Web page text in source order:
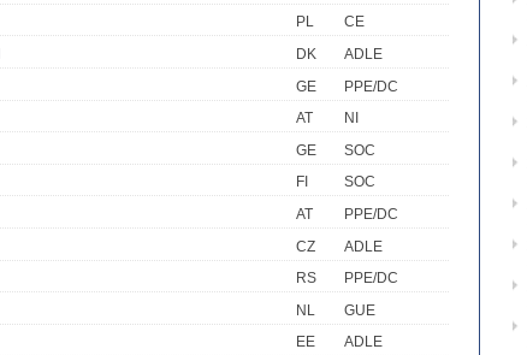
PL
CE
DK
ADLE
GE
PPE/DC
AT
NI
GE
SOC
FI
SOC
AT
PPE/DC
CZ
ADLE
RS
PPE/DC
NL
GUE
EE
ADLE